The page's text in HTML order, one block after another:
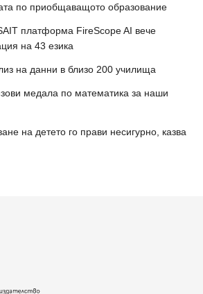
по приобщаващото образование
платформа FireScope AI вече
на 43 езика
на данни в близо 200 училища
медала по математика за наши
на детето го прави несигурно, казва